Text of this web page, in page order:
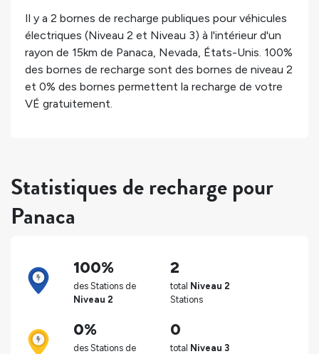
Il y a 2 bornes de recharge publiques pour véhicules
électriques (Niveau 2 et Niveau 3) à l'intérieur d'un
rayon de 15km de Panaca, Nevada, États-Unis. 100%
des bornes de recharge sont des bornes de niveau 2
et 0% des bornes permettent la recharge de votre
VÉ gratuitement.
Statistiques de recharge pour
Panaca
100%
des Stations de
Niveau 2
2
total Niveau 2
Stations
0%
des Stations de
0
total Niveau 3